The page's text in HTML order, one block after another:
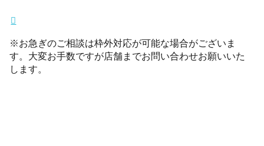
※お急ぎのご相談は枠外対応が可能な場合がございま
す。大変お手数ですが店舗までお問い合わせお願いいた
します。